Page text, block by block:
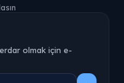
olmak için e-